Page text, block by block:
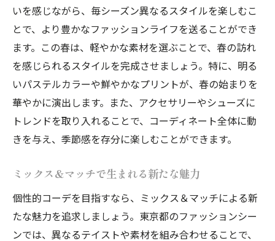
いを感じながら、毎シーズン異なるスタイルを楽しむこ
とで、より豊かなファッションライフを送ることができ
ます。この春は、軽やかな素材を選ぶことで、春の訪れ
を感じられるスタイルを完成させましょう。特に、明る
いパステルカラーや鮮やかなプリントが、春の始まりを
華やかに演出します。また、アクセサリーやシューズに
トレンドを取り入れることで、コーディネート全体に動
きを与え、季節感を存分に楽しむことができます。
ミックス＆マッチで生まれる新たな魅力
個性的コーデを目指すなら、ミックス＆マッチによる新
たな魅力を追求しましょう。東京都のファッションシー
ンでは、異なるテイストや素材を組み合わせることで、